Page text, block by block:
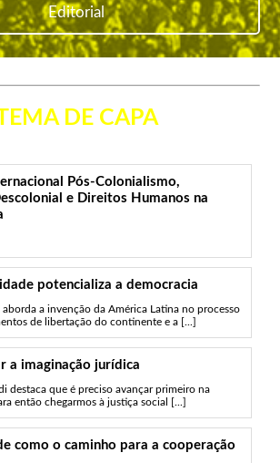
Editorial
DE CAPA
Pós-Colonialismo,
e Direitos Humanos na
potencializa a democracia
a invenção da América Latina no processo
de libertação do continente e a [...]
a imaginação jurídica
destaca que é preciso avançar primeiro na
então chegarmos à justiça social [...]
como o caminho para a cooperação